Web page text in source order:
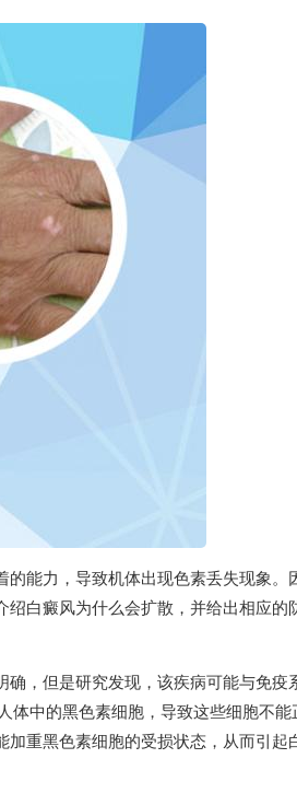
能力，导致机体出现色素丢失现象。
白癜风为什么会扩散，并给出相应的
，但是研究发现，该疾病可能与免疫
体中的黑色素细胞，导致这些细胞不能
重黑色素细胞的受损状态，从而引起